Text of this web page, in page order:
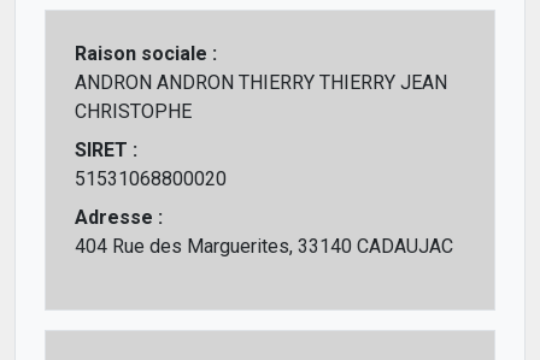
Raison sociale :
ANDRON ANDRON THIERRY THIERRY JEAN
CHRISTOPHE
SIRET :
51531068800020
Adresse :
404 Rue des Marguerites, 33140 CADAUJAC